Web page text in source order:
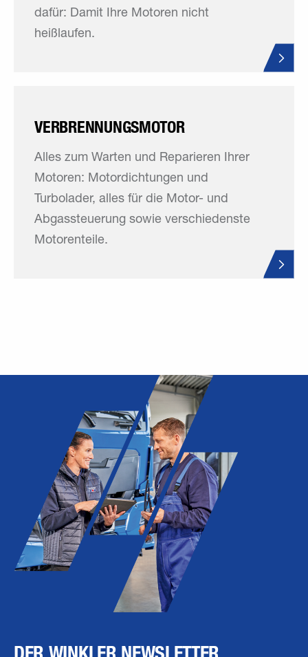
dafür: Damit Ihre Motoren nicht
heißlaufen.
VERBRENNUNGSMOTOR
Alles zum Warten und Reparieren Ihrer
Motoren: Motordichtungen und
Turbolader, alles für die Motor- und
Abgassteuerung sowie verschiedenste
Motorenteile.